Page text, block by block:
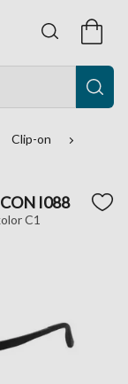
Clip-on
I088
C1